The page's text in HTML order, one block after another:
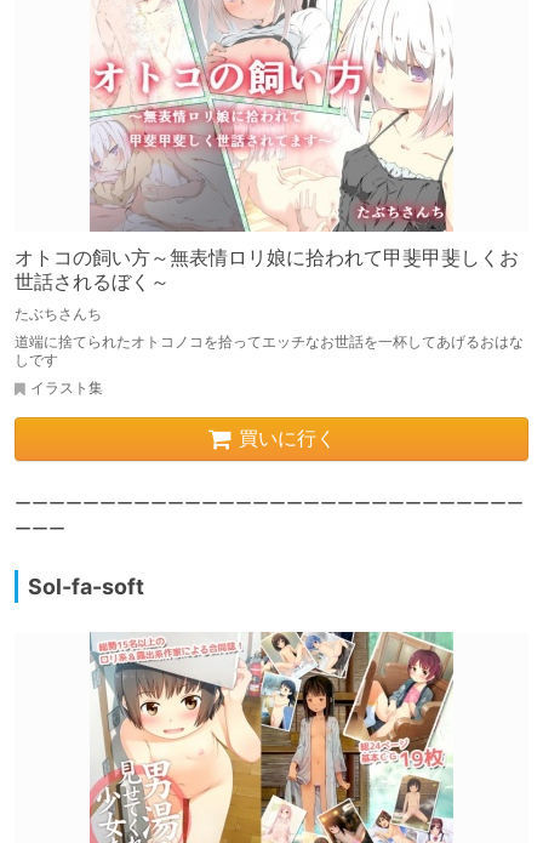
オトコの飼い方～無表情ロリ娘に拾われて甲斐甲斐しくお
世話されるぼく～
たぶちさんち
道端に捨てられたオトコノコを拾ってエッチなお世話を一杯してあげるおはな
しです
イラスト集
買いに行く
ーーーーーーーーーーーーーーーーーーーーーーーーーーーーーー
ーーー
Sol-fa-soft